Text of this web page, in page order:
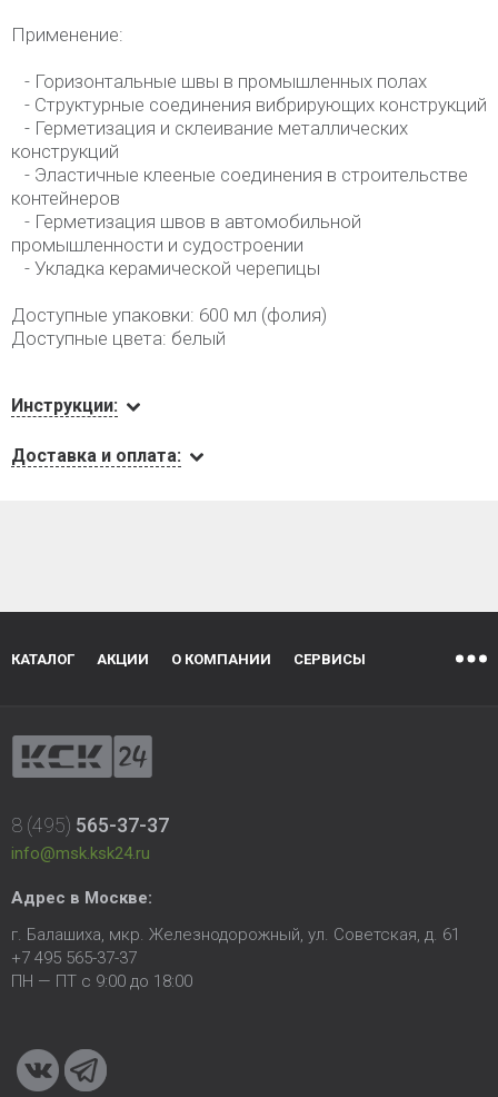
Применение:
- Горизонтальные швы в промышленных полах
- Структурные соединения вибрирующих конструкций
- Герметизация и склеивание металлических
конструкций
- Эластичные клееные соединения в строительстве
контейнеров
- Герметизация швов в автомобильной
промышленности и судостроении
- Укладка керамической черепицы
Доступные упаковки: 600 мл (фолия)
Доступные цвета: белый
Инструкции:
Доставка и оплата:
КАТАЛОГ АКЦИИ О КОМПАНИИ СЕРВИСЫ
8 (495) 565-37-37
info@msk.ksk24.ru
Адрес в Москве:
г. Балашиха, мкр. Железнодорожный, ул. Советская, д. 61
+7 495 565-37-37
ПН — ПТ с 9:00 до 18:00